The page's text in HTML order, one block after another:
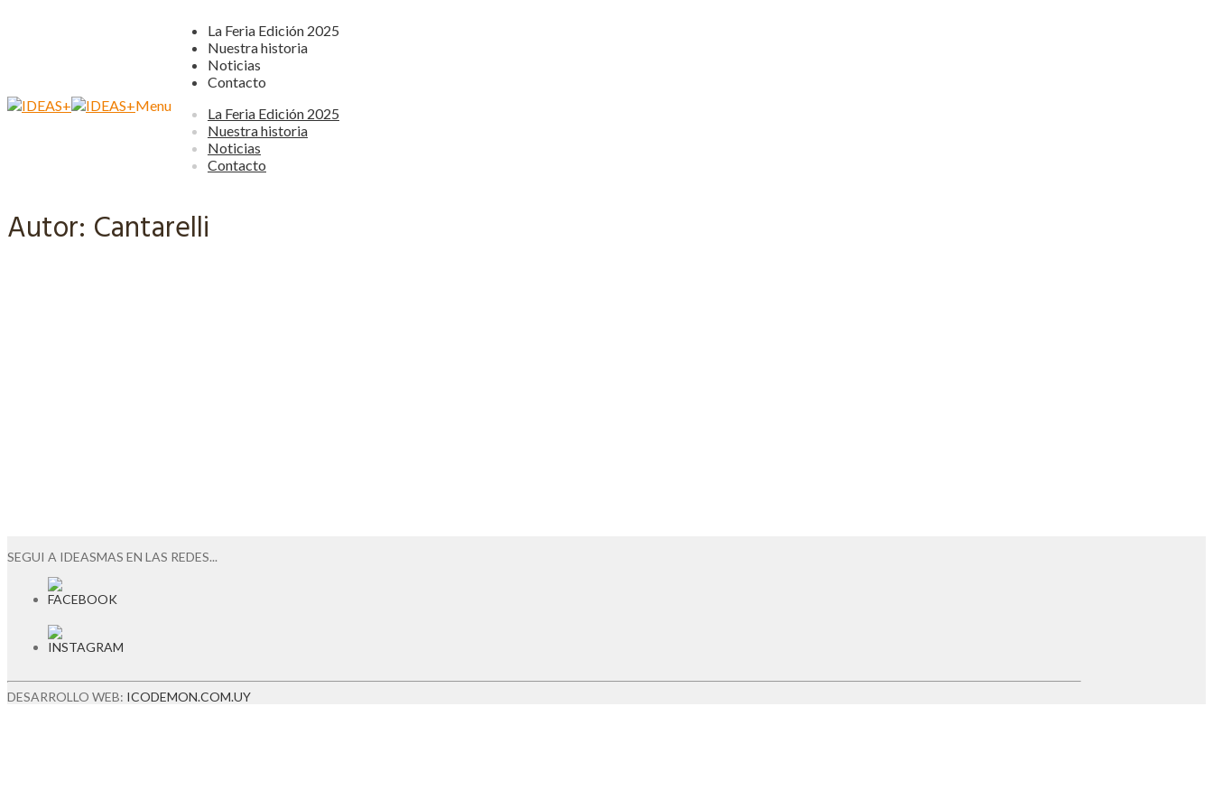
Ir
Ir
Menu
La Feria Edición 2025
Nuestra historia
Noticias
Contacto
La Feria Edición 2025
Nuestra historia
Noticias
Contacto
Autor: Cantarelli
SEGUI A IDEASMAS EN LAS REDES...
DESARROLLO WEB: ICODEMON.COM.UY